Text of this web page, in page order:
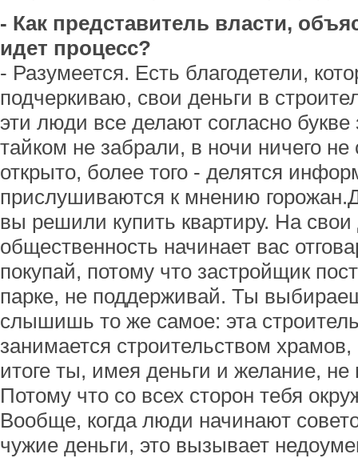
- Как представитель власти,
идет процесс?
- Разумеется. Есть благодетели,
подчеркиваю, свои деньги в
эти люди все делают согласно
тайком не забрали, в ночи ничего не
открыто, более того - делятся
прислушиваются к мнению
вы решили купить квартиру. На свои
общественность начинает вас
покупай, потому что застройщик
парке, не поддерживай. Ты
слышишь то же самое: эта
занимается строительством
итоге ты, имея деньги и желание,
Потому что со всех сторон тебя
Вообще, когда люди начинают
чужие деньги, это вызывает